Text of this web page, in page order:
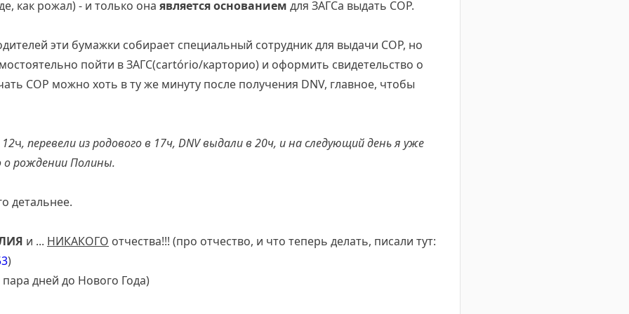
как рожал) - и только она является основанием для ЗАГСа выдать СОР.
эти бумажки собирает специальный сотрудник для выдачи СОР, но
пойти в ЗАГС(cartório/карторио) и оформить свидетельство о
СОР можно хоть в ту же минуту после получения DNV, главное, чтобы
ч, перевели из родового в 17ч, DNV выдали в 20ч, и на следующий день я уже
о рождении Полины.
детальнее.
и ... НИКАКОГО отчества!!! (про отчество, и что теперь делать, писали тут:
)
дней до Нового Года)